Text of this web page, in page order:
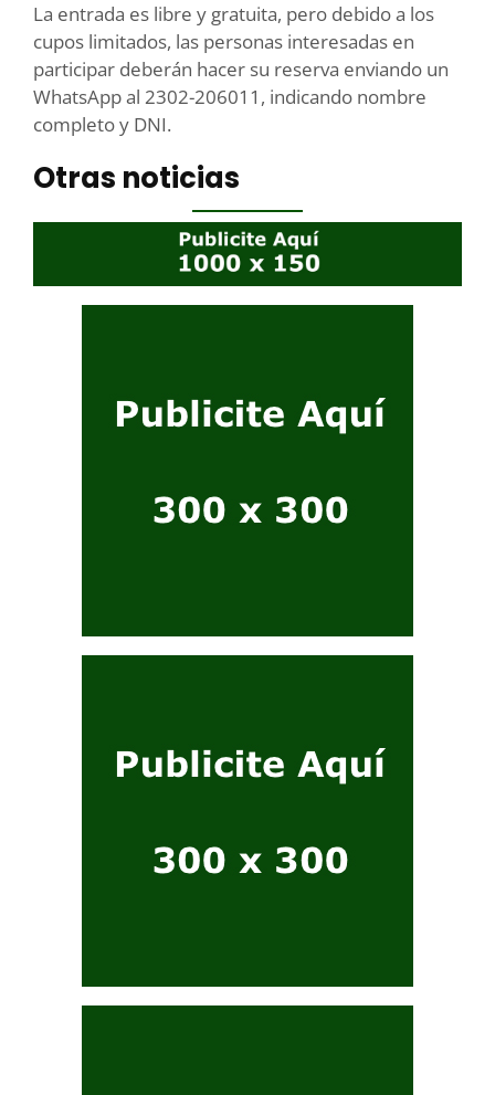
La entrada es libre y gratuita, pero debido a los
cupos limitados, las personas interesadas en
participar deberán hacer su reserva enviando un
WhatsApp al 2302-206011, indicando nombre
completo y DNI.
Otras noticias